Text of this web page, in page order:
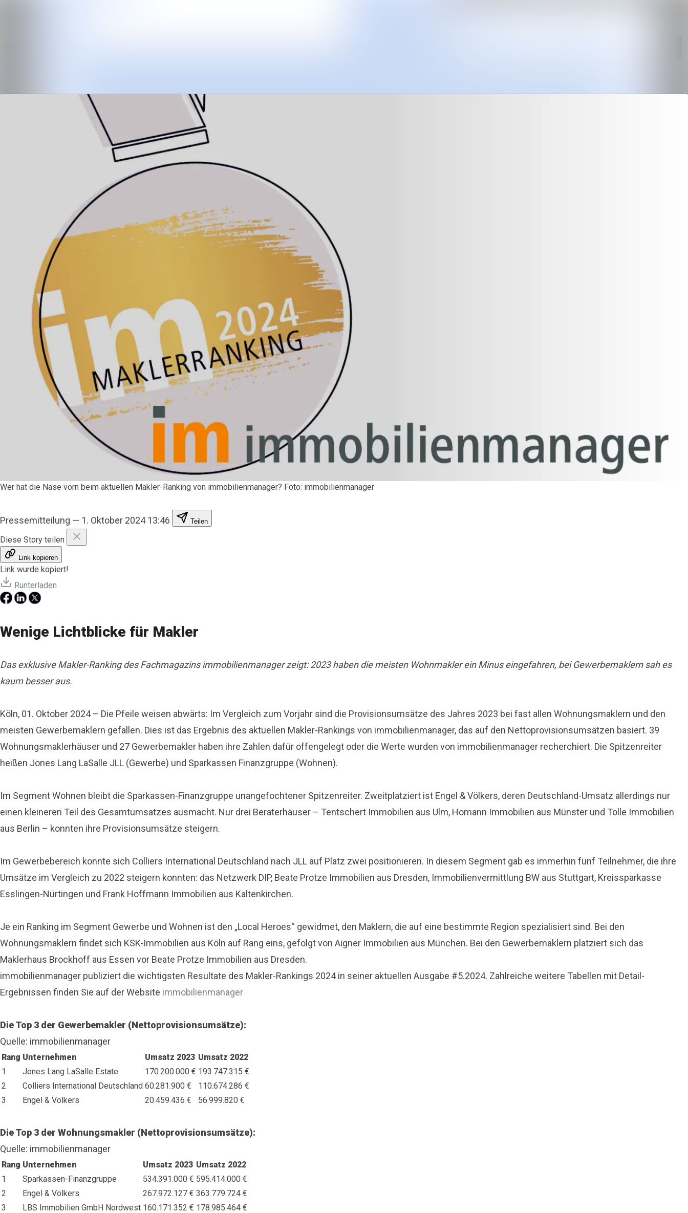
Wer hat die Nase vorn beim aktuellen Makler-Ranking von immobilienmanager? Foto: immobilienmanager
Pressemitteilung — 1. Oktober 2024 13:46 Teilen
Diese Story teilen
Link kopieren
Link wurde kopiert!
Runterladen
Wenige Lichtblicke für Makler
Das exklusive Makler-Ranking des Fachmagazins immobilienmanager zeigt: 2023 haben die meisten Wohnmakler ein Minus eingefahren, bei Gewerbemaklern sah es
kaum besser aus.
Köln, 01. Oktober 2024 – Die Pfeile weisen abwärts: Im Vergleich zum Vorjahr sind die Provisionsumsätze des Jahres 2023 bei fast allen Wohnungsmaklern und den
meisten Gewerbemaklern gefallen. Dies ist das Ergebnis des aktuellen Makler-Rankings von immobilienmanager, das auf den Nettoprovisionsumsätzen basiert. 39
Wohnungsmaklerhäuser und 27 Gewerbemakler haben ihre Zahlen dafür offengelegt oder die Werte wurden von immobilienmanager recherchiert. Die Spitzenreiter
heißen Jones Lang LaSalle JLL (Gewerbe) und Sparkassen Finanzgruppe (Wohnen).
Im Segment Wohnen bleibt die Sparkassen-Finanzgruppe unangefochtener Spitzenreiter. Zweitplatziert ist Engel & Völkers, deren Deutschland-Umsatz allerdings nur
einen kleineren Teil des Gesamtumsatzes ausmacht. Nur drei Beraterhäuser – Tentschert Immobilien aus Ulm, Homann Immobilien aus Münster und Tolle Immobilien
aus Berlin – konnten ihre Provisionsumsätze steigern.
Im Gewerbebereich konnte sich Colliers International Deutschland nach JLL auf Platz zwei positionieren. In diesem Segment gab es immerhin fünf Teilnehmer, die ihre
Umsätze im Vergleich zu 2022 steigern konnten: das Netzwerk DIP, Beate Protze Immobilien aus Dresden, Immobilienvermittlung BW aus Stuttgart, Kreissparkasse
Esslingen-Nürtingen und Frank Hoffmann Immobilien aus Kaltenkirchen.
Je ein Ranking im Segment Gewerbe und Wohnen ist den „Local Heroes“ gewidmet, den Maklern, die auf eine bestimmte Region spezialisiert sind. Bei den
Wohnungsmaklern findet sich KSK-Immobilien aus Köln auf Rang eins, gefolgt von Aigner Immobilien aus München. Bei den Gewerbemaklern platziert sich das
Maklerhaus Brockhoff aus Essen vor Beate Protze Immobilien aus Dresden.
immobilienmanager publiziert die wichtigsten Resultate des Makler-Rankings 2024 in seiner aktuellen Ausgabe #5.2024. Zahlreiche weitere Tabellen mit Detail-
Ergebnissen finden Sie auf der Website immobilienmanager
Die Top 3 der Gewerbemakler (Nettoprovisionsumsätze):
Quelle: immobilienmanager
Rang Unternehmen Umsatz 2023 Umsatz 2022
1
Jones Lang LaSalle Estate 170.200.000 € 193.747.315 €
2
Colliers International Deutschland 60.281.900 €
110.674.286 €
3
Engel & Völkers 20.459.436 € 56.999.820 €
Die Top 3 der Wohnungsmakler (Nettoprovisionsumsätze):
Quelle: immobilienmanager
Rang Unternehmen Umsatz 2023 Umsatz 2022
1
Sparkassen-Finanzgruppe 534.391.000 € 595.414.000 €
2
Engel & Völkers 267.972.127 € 363.779.724 €
3
LBS Immobilien GmbH Nordwest 160.171.352 € 178.985.464 €